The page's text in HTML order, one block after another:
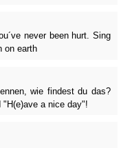
never been hurt. Sing
on earth
wie findest du das?
a nice day"!